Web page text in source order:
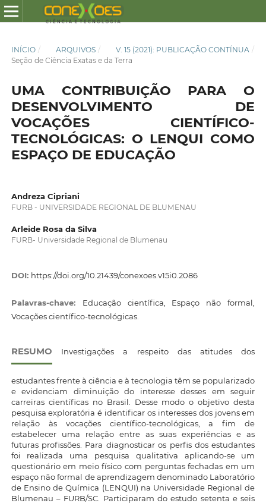
INÍCIO / ARQUIVOS / V. 15 (2021): PUBLICAÇÃO CONTÍNUA /
Seção de Ciência Exatas e da Terra
UMA CONTRIBUIÇÃO PARA O
DESENVOLVIMENTO DE
VOCAÇÕES CIENTÍFICO-
TECNOLÓGICAS: O LENQUI COMO
ESPAÇO DE EDUCAÇÃO
Andreza Cipriani
FURB - UNIVERSIDADE REGIONAL DE BLUMENAU
Arleide Rosa da Silva
FURB- Universidade Regional de Blumenau
DOI: https://doi.org/10.21439/conexoes.v15i0.2086
Palavras-chave: Educação científica, Espaço não formal,
Vocações científico-tecnológicas.
RESUMO Investigações a respeito das atitudes dos
estudantes frente à ciência e à tecnologia têm se popularizado
e evidenciam diminuição do interesse desses em seguir
carreiras científicas no Brasil. Desse modo o objetivo desta
pesquisa exploratória é identificar os interesses dos jovens em
relação às vocações científico-tecnológicas, a fim de
estabelecer uma relação entre as suas experiências e as
futuras profissões. Para diagnosticar os perfis dos estudantes
foi realizada uma pesquisa qualitativa aplicando-se um
questionário em meio físico com perguntas fechadas em um
espaço não formal de aprendizagem denominado Laboratório
de Ensino de Química (LENQUI) na Universidade Regional de
Blumenau – FURB/SC. Participaram do estudo setenta e seis